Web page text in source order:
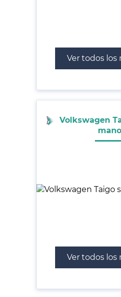
Ver todos los
Volkswagen
mano
Ver todos los